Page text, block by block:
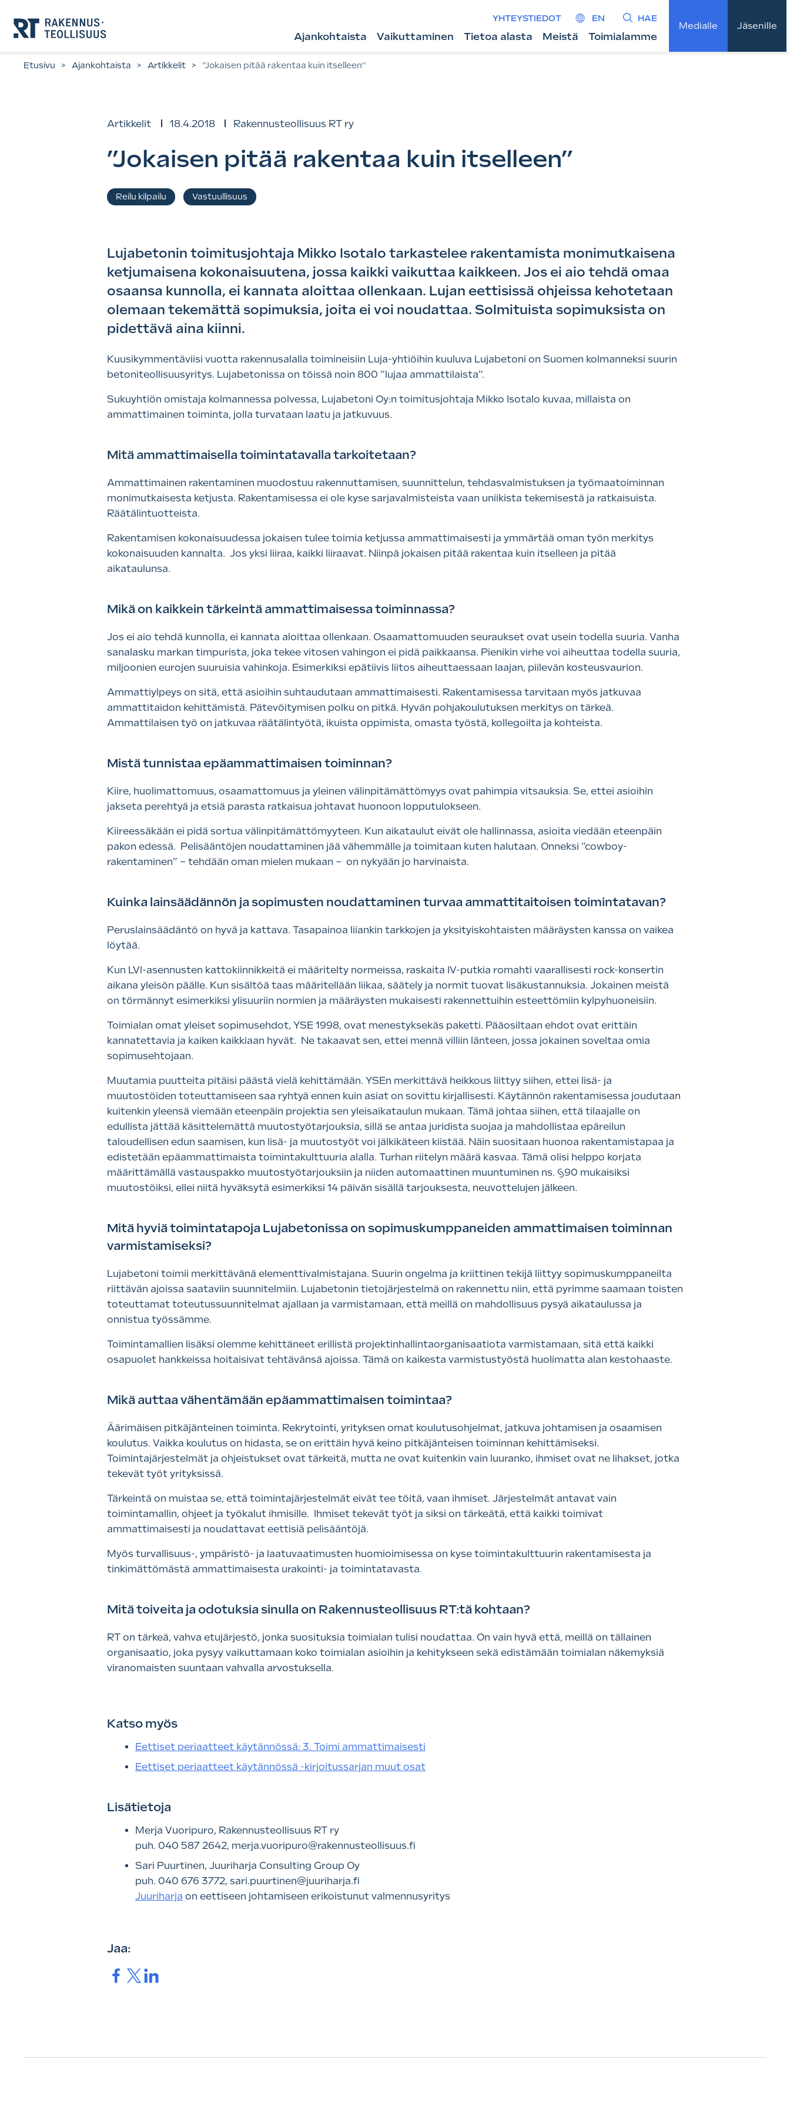
suoraan
sisältöön.
YHTEYSTIEDOT EN HAE
Ajankohtaista Vaikuttaminen Tietoa alasta Meistä Toimialamme
Medialle Jäsenille
Etusivu > Ajankohtaista > Artikkelit > ”Jokaisen pitää rakentaa kuin itselleen”
Artikkelit 18.4.2018 Rakennusteollisuus RT ry
”Jokaisen pitää rakentaa kuin itselleen”
Asiasanat
Reilu kilpailu Vastuullisuus
Lujabetonin toimitusjohtaja Mikko Isotalo tarkastelee rakentamista monimutkaisena
ketjumaisena kokonaisuutena, jossa kaikki vaikuttaa kaikkeen. Jos ei aio tehdä omaa
osaansa kunnolla, ei kannata aloittaa ollenkaan. Lujan eettisissä ohjeissa kehotetaan
olemaan tekemättä sopimuksia, joita ei voi noudattaa. Solmituista sopimuksista on
pidettävä aina kiinni.
Kuusikymmentäviisi vuotta rakennusalalla toimineisiin Luja-yhtiöihin kuuluva Lujabetoni on Suomen kolmanneksi suurin
betoniteollisuusyritys. Lujabetonissa on töissä noin 800 ”lujaa ammattilaista”.
Sukuyhtiön omistaja kolmannessa polvessa, Lujabetoni Oy:n toimitusjohtaja Mikko Isotalo kuvaa, millaista on
ammattimainen toiminta, jolla turvataan laatu ja jatkuvuus.
Mitä ammattimaisella toimintatavalla tarkoitetaan?
Ammattimainen rakentaminen muodostuu rakennuttamisen, suunnittelun, tehdasvalmistuksen ja työmaatoiminnan
monimutkaisesta ketjusta. Rakentamisessa ei ole kyse sarjavalmisteista vaan uniikista tekemisestä ja ratkaisuista.
Räätälintuotteista.
Rakentamisen kokonaisuudessa jokaisen tulee toimia ketjussa ammattimaisesti ja ymmärtää oman työn merkitys
kokonaisuuden kannalta. Jos yksi liiraa, kaikki liiraavat. Niinpä jokaisen pitää rakentaa kuin itselleen ja pitää
aikataulunsa.
Mikä on kaikkein tärkeintä ammattimaisessa toiminnassa?
Jos ei aio tehdä kunnolla, ei kannata aloittaa ollenkaan. Osaamattomuuden seuraukset ovat usein todella suuria. Vanha
sanalasku markan timpurista, joka tekee vitosen vahingon ei pidä paikkaansa. Pienikin virhe voi aiheuttaa todella suuria,
miljoonien eurojen suuruisia vahinkoja. Esimerkiksi epätiivis liitos aiheuttaessaan laajan, piilevän kosteusvaurion.
Ammattiylpeys on sitä, että asioihin suhtaudutaan ammattimaisesti. Rakentamisessa tarvitaan myös jatkuvaa
ammattitaidon kehittämistä. Pätevöitymisen polku on pitkä. Hyvän pohjakoulutuksen merkitys on tärkeä.
Ammattilaisen työ on jatkuvaa räätälintyötä, ikuista oppimista, omasta työstä, kollegoilta ja kohteista.
Mistä tunnistaa epäammattimaisen toiminnan?
Kiire, huolimattomuus, osaamattomuus ja yleinen välinpitämättömyys ovat pahimpia vitsauksia. Se, ettei asioihin
jakseta perehtyä ja etsiä parasta ratkaisua johtavat huonoon lopputulokseen.
Kiireessäkään ei pidä sortua välinpitämättömyyteen. Kun aikataulut eivät ole hallinnassa, asioita viedään eteenpäin
pakon edessä. Pelisääntöjen noudattaminen jää vähemmälle ja toimitaan kuten halutaan. Onneksi ”cowboy-
rakentaminen” – tehdään oman mielen mukaan – on nykyään jo harvinaista.
Kuinka lainsäädännön ja sopimusten noudattaminen turvaa ammattitaitoisen toimintatavan?
Peruslainsäädäntö on hyvä ja kattava. Tasapainoa liiankin tarkkojen ja yksityiskohtaisten määräysten kanssa on vaikea
löytää.
Kun LVI-asennusten kattokiinnikkeitä ei määritelty normeissa, raskaita IV-putkia romahti vaarallisesti rock-konsertin
aikana yleisön päälle. Kun sisältöä taas määritellään liikaa, säätely ja normit tuovat lisäkustannuksia. Jokainen meistä
on törmännyt esimerkiksi ylisuuriin normien ja määräysten mukaisesti rakennettuihin esteettömiin kylpyhuoneisiin.
Toimialan omat yleiset sopimusehdot, YSE 1998, ovat menestyksekäs paketti. Pääosiltaan ehdot ovat erittäin
kannatettavia ja kaiken kaikkiaan hyvät. Ne takaavat sen, ettei mennä villiin länteen, jossa jokainen soveltaa omia
sopimusehtojaan.
Muutamia puutteita pitäisi päästä vielä kehittämään. YSEn merkittävä heikkous liittyy siihen, ettei lisä- ja
muutostöiden toteuttamiseen saa ryhtyä ennen kuin asiat on sovittu kirjallisesti. Käytännön rakentamisessa joudutaan
kuitenkin yleensä viemään eteenpäin projektia sen yleisaikataulun mukaan. Tämä johtaa siihen, että tilaajalle on
edullista jättää käsittelemättä muutostyötarjouksia, sillä se antaa juridista suojaa ja mahdollistaa epäreilun
taloudellisen edun saamisen, kun lisä- ja muutostyöt voi jälkikäteen kiistää. Näin suositaan huonoa rakentamistapaa ja
edistetään epäammattimaista toimintakulttuuria alalla. Turhan riitelyn määrä kasvaa. Tämä olisi helppo korjata
määrittämällä vastauspakko muutostyötarjouksiin ja niiden automaattinen muuntuminen ns. §90 mukaisiksi
muutostöiksi, ellei niitä hyväksytä esimerkiksi 14 päivän sisällä tarjouksesta, neuvottelujen jälkeen.
Mitä hyviä toimintatapoja Lujabetonissa on sopimuskumppaneiden ammattimaisen toiminnan
varmistamiseksi?
Lujabetoni toimii merkittävänä elementtivalmistajana. Suurin ongelma ja kriittinen tekijä liittyy sopimuskumppaneilta
riittävän ajoissa saataviin suunnitelmiin. Lujabetonin tietojärjestelmä on rakennettu niin, että pyrimme saamaan toisten
toteuttamat toteutussuunnitelmat ajallaan ja varmistamaan, että meillä on mahdollisuus pysyä aikataulussa ja
onnistua työssämme.
Toimintamallien lisäksi olemme kehittäneet erillistä projektinhallintaorganisaatiota varmistamaan, sitä että kaikki
osapuolet hankkeissa hoitaisivat tehtävänsä ajoissa. Tämä on kaikesta varmistustyöstä huolimatta alan kestohaaste.
Mikä auttaa vähentämään epäammattimaisen toimintaa?
Äärimäisen pitkäjänteinen toiminta. Rekrytointi, yrityksen omat koulutusohjelmat, jatkuva johtamisen ja osaamisen
koulutus. Vaikka koulutus on hidasta, se on erittäin hyvä keino pitkäjänteisen toiminnan kehittämiseksi.
Toimintajärjestelmät ja ohjeistukset ovat tärkeitä, mutta ne ovat kuitenkin vain luuranko, ihmiset ovat ne lihakset, jotka
tekevät työt yrityksissä.
Tärkeintä on muistaa se, että toimintajärjestelmät eivät tee töitä, vaan ihmiset. Järjestelmät antavat vain
toimintamallin, ohjeet ja työkalut ihmisille. Ihmiset tekevät työt ja siksi on tärkeätä, että kaikki toimivat
ammattimaisesti ja noudattavat eettisiä pelisääntöjä.
Myös turvallisuus-, ympäristö- ja laatuvaatimusten huomioimisessa on kyse toimintakulttuurin rakentamisesta ja
tinkimättömästä ammattimaisesta urakointi- ja toimintatavasta.
Mitä toiveita ja odotuksia sinulla on Rakennusteollisuus RT:tä kohtaan?
RT on tärkeä, vahva etujärjestö, jonka suosituksia toimialan tulisi noudattaa. On vain hyvä että, meillä on tällainen
organisaatio, joka pysyy vaikuttamaan koko toimialan asioihin ja kehitykseen sekä edistämään toimialan näkemyksiä
viranomaisten suuntaan vahvalla arvostuksella.
Katso myös
Eettiset periaatteet käytännössä: 3. Toimi ammattimaisesti
Eettiset periaatteet käytännössä -kirjoitussarjan muut osat
Lisätietoja
Merja Vuoripuro, Rakennusteollisuus RT ry
puh. 040 587 2642, merja.vuoripuro@rakennusteollisuus.fi
Sari Puurtinen, Juuriharja Consulting Group Oy
puh. 040 676 3772, sari.puurtinen@juuriharja.fi
Juuriharja on eettiseen johtamiseen erikoistunut valmennusyritys
Jaa:
Jaa. Jaa.Jaa.